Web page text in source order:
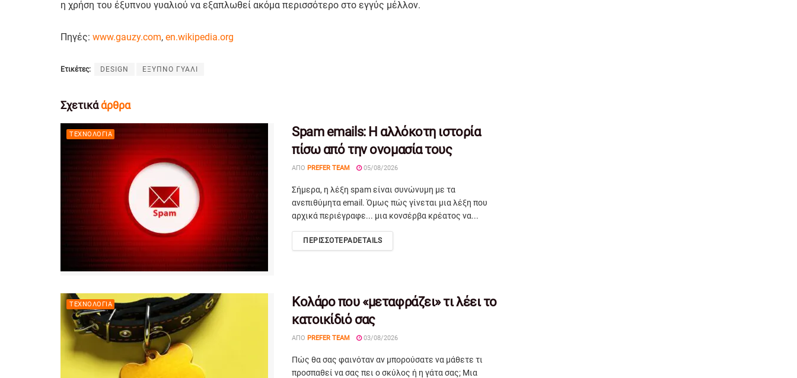
η χρήση του έξυπνου γυαλιού να εξαπλωθεί ακόμα περισσότερο στο εγγύς μέλλον.
Πηγές: www.gauzy.com, en.wikipedia.org
Ετικέτες: DESIGN ΕΞΥΠΝΟ ΓΥΑΛΙ
Σχετικάάρθρα
ΤΕΧΝΟΛΟΓΊΑ
Spam emails: Η αλλόκοτη ιστορία
πίσω από την ονομασία τους
ΑΠΌ PREFER TEAM 05/08/2026
Σήμερα, η λέξη spam είναι συνώνυμη με τα
ανεπιθύμητα email. Όμως πώς γίνεται μια λέξη που
αρχικά περιέγραφε... μια κονσέρβα κρέατος να...
ΠΕΡΙΣΣΟΤΕΡΑDETAILS
ΤΕΧΝΟΛΟΓΊΑ
Κολάρο που «μεταφράζει» τι λέει το
κατοικίδιό σας
ΑΠΌ PREFER TEAM 03/08/2026
Πώς θα σας φαινόταν αν μπορούσατε να μάθετε τι
προσπαθεί να σας πει ο σκύλος ή η γάτα σας; Μια